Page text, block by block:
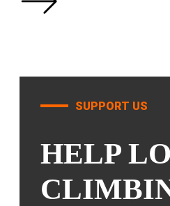
SUPPORT US
HELP